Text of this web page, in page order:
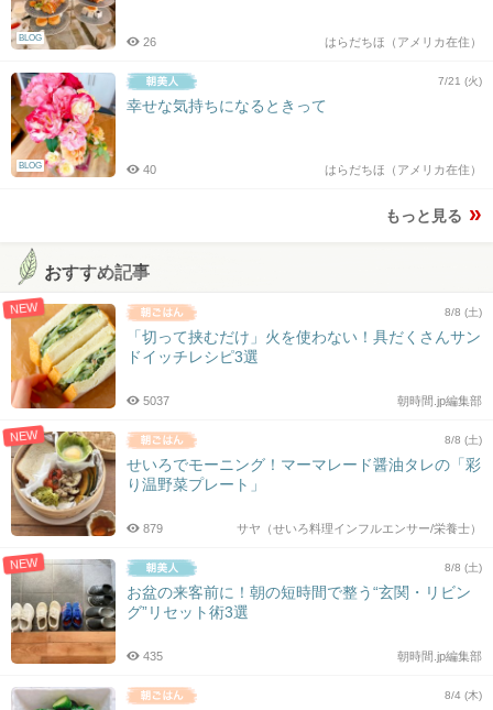
BLOG はらだちほ（アメリカ在住）
26
BLOG
7/21 (火)
幸せな気持ちになるときって
はらだちほ（アメリカ在住）
40
もっと見る
おすすめ記事
NEW 8/8 (土)
「切って挟むだけ」火を使わない！具だくさんサン
ドイッチレシピ3選
朝時間.jp編集部
5037
NEW 8/8 (土)
せいろでモーニング！マーマレード醤油タレの「彩
り温野菜プレート」
サヤ（せいろ料理インフルエンサー/栄養士）
879
NEW 8/8 (土)
お盆の来客前に！朝の短時間で整う“玄関・リビン
グ”リセット術3選
朝時間.jp編集部
435
8/4 (木)